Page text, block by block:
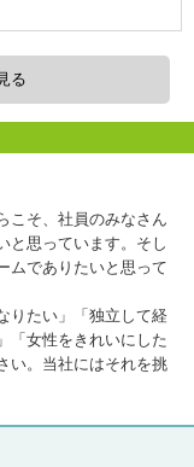
る
こそ、社員のみなさん
と思っています。そし
ムでありたいと思って
りたい」「独立して経
「女性をきれいにした
い。当社にはそれを挑